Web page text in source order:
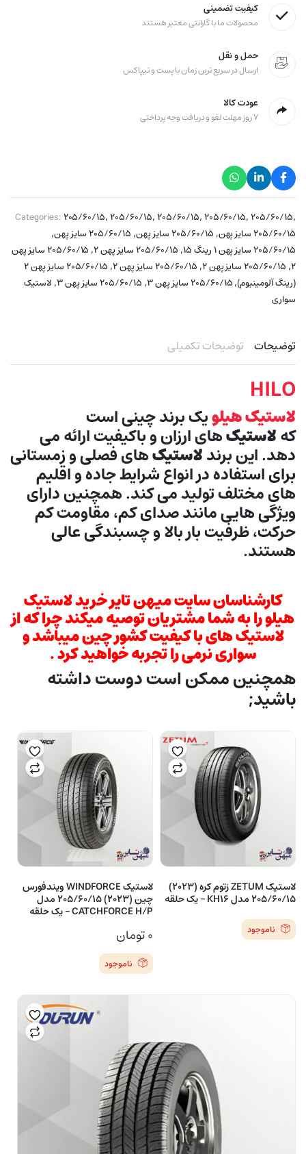
کیفیت تضمینی
محصولات ما با گارانتی معتبر هستند
حمل و نقل
ارسال در سریع ترین زمان با پست و تیپاکس
عودت کالا
۷ روز مهلت لغو و دریافت وجه پرداختی
Categories:۲۰۵/۶۰/۱۵,۲۰۵/۶۰/۱۵,۲۰۵/۶۰/۱۵,۲۰۵/۶۰/۱۵,۲۰۵/۶۰/۱۵,
۲۰۵/۶۰/۱۵ سایز پهن , ۲۰۵/۶۰/۱۵ سایز پهن , ۲۰۵/۶۰/۱۵ سایز پهن ,
۲۰۵/۶۰/۱۵ سایز پهن ۱ رینگ ۱۵ , ۲۰۵/۶۰/۱۵ سایز پهن ۲ ,
۲۰۵/۶۰/۱۵ سایز پهن
۲, ۲۰۵/۶۰/۱۵ سایز پهن ۲ , ۲۰۵/۶۰/۱۵ سایز پهن ۲ ,
۲۰۵/۶۰/۱۵ سایز پهن ۲
(رینگ آلومینیوم),۲۰۵/۶۰/۱۵ سایز پهن ۳ , ۲۰۵/۶۰/۱۵ سایز پهن ۳ , لاستیک
سواری
توضیحات توضیحات تکمیلی
HILO
لاستیک هیلویک برند چینی است
کهلاستیکهای ارزان و باکیفیت ارائه می
دهد. این برندلاستیکهای فصلی و زمستانی
برای استفاده در انواع شرایط جاده و اقلیم
های مختلف تولید می کند. همچنین دارای
ویژگی هایی مانند صدای کم، مقاومت کم
حرکت، ظرفیت بار بالا و چسبندگی عالی
هستند.
کارشناسان سایت میهن تایر خرید لاستیک
هیلو را به شما مشتریان توصیه میکند چرا که از
لاستیک های با کیفیت کشور چین میباشد و
سواری نرمی را تجربه خواهید کرد .
همچنین ممکن است دوست داشته
باشید;
لاستیک ZETUM زتوم کره (2023)
205/60/15 مدل KH16 – یک حلقه
ناموجود
لاستیک WINDFORCE ویندفورس
چین (2023) 205/60/15 مدل
CATCHFORCE H/P – یک حلقه
۰تومان
ناموجود